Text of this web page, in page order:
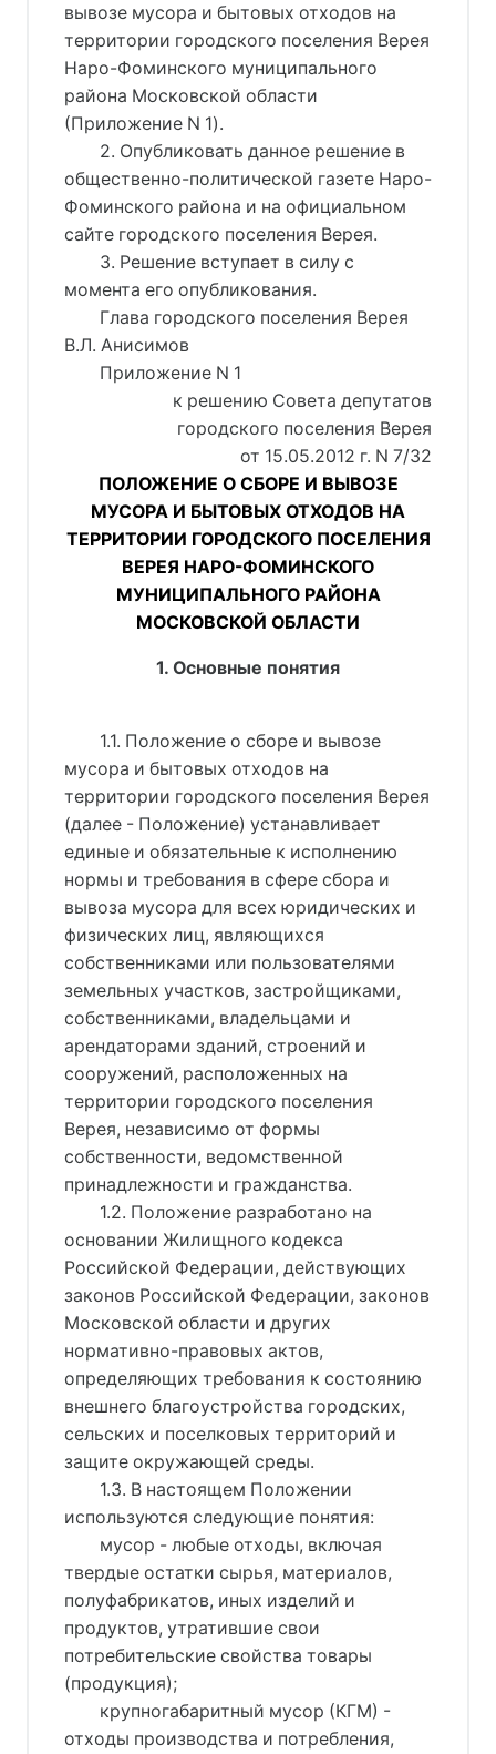
вывозе мусора и бытовых отходов на
территории городского поселения Верея
Наро-Фоминского муниципального
района Московской области
(Приложение N 1).
2. Опубликовать данное решение в
общественно-политической газете Наро-
Фоминского района и на официальном
сайте городского поселения Верея.
3. Решение вступает в силу с
момента его опубликования.
Глава городского поселения Верея
В.Л. Анисимов
Приложение N 1
к решению Совета депутатов
городского поселения Верея
от 15.05.2012 г. N 7/32
ПОЛОЖЕНИЕ О СБОРЕ И ВЫВОЗЕ
МУСОРА И БЫТОВЫХ ОТХОДОВ НА
ТЕРРИТОРИИ ГОРОДСКОГО ПОСЕЛЕНИЯ
ВЕРЕЯ НАРО-ФОМИНСКОГО
МУНИЦИПАЛЬНОГО РАЙОНА
МОСКОВСКОЙ ОБЛАСТИ
1. Основные понятия
1.1. Положение о сборе и вывозе
мусора и бытовых отходов на
территории городского поселения Верея
(далее - Положение) устанавливает
единые и обязательные к исполнению
нормы и требования в сфере сбора и
вывоза мусора для всех юридических и
физических лиц, являющихся
собственниками или пользователями
земельных участков, застройщиками,
собственниками, владельцами и
арендаторами зданий, строений и
сооружений, расположенных на
территории городского поселения
Верея, независимо от формы
собственности, ведомственной
принадлежности и гражданства.
1.2. Положение разработано на
основании Жилищного кодекса
Российской Федерации, действующих
законов Российской Федерации, законов
Московской области и других
нормативно-правовых актов,
определяющих требования к состоянию
внешнего благоустройства городских,
сельских и поселковых территорий и
защите окружающей среды.
1.3. В настоящем Положении
используются следующие понятия:
мусор - любые отходы, включая
твердые остатки сырья, материалов,
полуфабрикатов, иных изделий и
продуктов, утратившие свои
потребительские свойства товары
(продукция);
крупногабаритный мусор (КГМ) -
отходы производства и потребления,